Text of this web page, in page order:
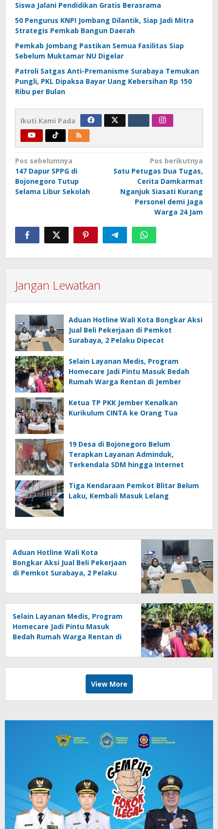
Siswa Jalani Pendidikan Gratis Berasrama
50 Pengurus KNPI Jombang Dilantik, Siap Jadi Mitra
Strategis Pemkab Bangun Daerah
Pemkab Jombang Pastikan Semua Fasilitas Siap
Sebelum Muktamar NU Digelar
Patroli Satgas Anti-Premanisme Surabaya Temukan
Pungli, PKL Dipaksa Bayar Uang Kebersihan Rp 150
Ribu per Bulan
Ikuti Kami Pada
Navigasi
pos
Pos sebelumnya
147 Dapur SPPG di
Bojonegoro Tutup
Selama Libur Sekolah
Pos berikutnya
Satu Petugas Dua Tugas,
Cerita Damkarmat
Nganjuk Siasati Kurang
Personel demi Jaga
Warga 24 Jam
Jangan Lewatkan
Aduan Hotline Wali Kota Bongkar Aksi
Jual Beli Pekerjaan di Pemkot
Surabaya, 2 Pelaku Dipecat
Selain Layanan Medis, Program
Homecare Jadi Pintu Masuk Bedah
Rumah Warga Rentan di Jember
Ketua TP PKK Jember Kenalkan
Kurikulum CINTA ke Orang Tua
19 Desa di Bojonegoro Belum
Terapkan Layanan Adminduk,
Terkendala SDM hingga Internet
Tiga Kendaraan Pemkot Blitar Belum
Laku, Kembali Masuk Lelang
Aduan Hotline Wali Kota
Bongkar Aksi Jual Beli Pekerjaan
di Pemkot Surabaya, 2 Pelaku
Selain Layanan Medis, Program
Homecare Jadi Pintu Masuk
Bedah Rumah Warga Rentan di
View More